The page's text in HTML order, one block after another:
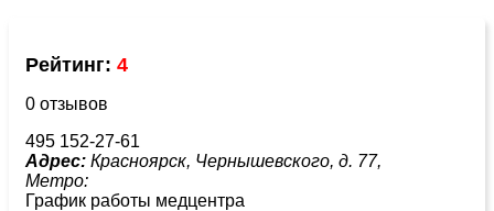
Рейтинг: 4
0 отзывов
495 152-27-61
Адрес: Красноярск, Чернышевского, д. 77,
Метро:
График работы медцентра